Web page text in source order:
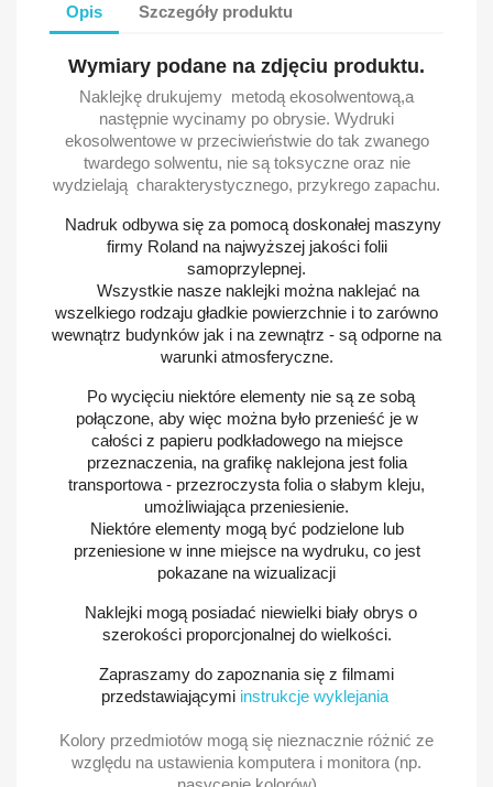
Opis Szczegóły produktu
Wymiary podane na zdjęciu produktu.
Naklejkę drukujemy metodą ekosolwentową,a
następnie wycinamy po obrysie. Wydruki
ekosolwentowe w przeciwieństwie do tak zwanego
twardego solwentu, nie są toksyczne oraz nie
wydzielają charakterystycznego, przykrego zapachu.
Nadruk odbywa się za pomocą doskonałej maszyny
firmy Roland na najwyższej jakości folii
samoprzylepnej.
Wszystkie nasze naklejki można naklejać na
wszelkiego rodzaju gładkie powierzchnie i to zarówno
wewnątrz budynków jak i na zewnątrz - są odporne na
warunki atmosferyczne.
Po wycięciu niektóre elementy nie są ze sobą
połączone, aby więc można było przenieść je w
całości z papieru podkładowego na miejsce
przeznaczenia, na grafikę naklejona jest folia
transportowa - przezroczysta folia o słabym kleju,
umożliwiająca przeniesienie.
Niektóre elementy mogą być podzielone lub
przeniesione w inne miejsce na wydruku, co jest
pokazane na wizualizacji
Naklejki mogą posiadać niewielki biały obrys o
szerokości proporcjonalnej do wielkości.
Zapraszamy do zapoznania się z filmami
przedstawiającymi instrukcje wyklejania
Kolory przedmiotów mogą się nieznacznie różnić ze
względu na ustawienia komputera i monitora (np.